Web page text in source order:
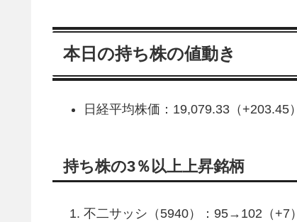
本日の持ち株の値動き
日経平均株価：19,079.33（+203.45）
持ち株の3％以上上昇銘柄
不二サッシ（5940）：95→102（+7）